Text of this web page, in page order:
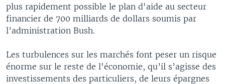
VOUS + NOUS
CARNET DE SANTÉ
DIALOGUE DES RELIGIONS
RM SHOW
Langues
plus rapidement possible le plan d'aide au secteur
financier de 700 milliards de dollars soumis par
l’administration Bush.
Les turbulences sur les marchés font peser un risque
énorme sur le reste de l'économie, qu’il s’agisse des
investissements des particuliers, de leurs épargnes